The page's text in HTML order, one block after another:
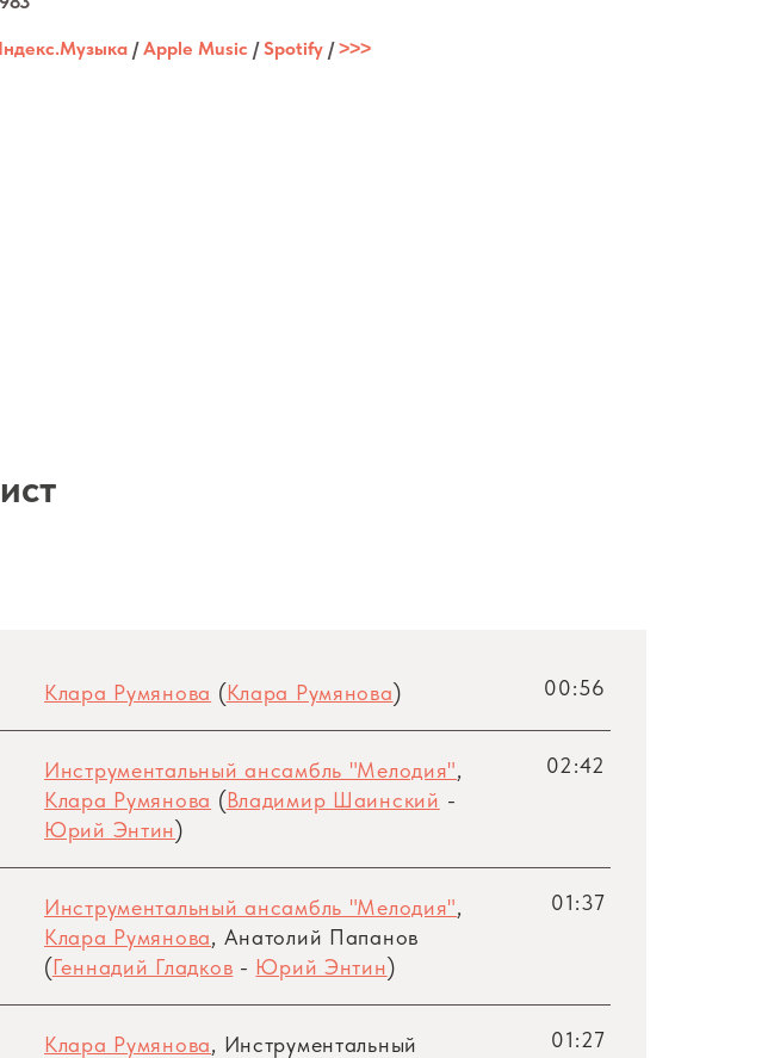
/Apple Music /Spotify /˃˃˃
Клара Румянова (Клара Румянова) 00:56
Инструментальный ансамбль "Мелодия",
Клара Румянова (Владимир Шаинский -
Юрий Энтин)
02:42
Инструментальный ансамбль "Мелодия",
Клара Румянова, Анатолий Папанов
(Геннадий Гладков - Юрий Энтин)
01:37
Клара Румянова, Инструментальный
01:27